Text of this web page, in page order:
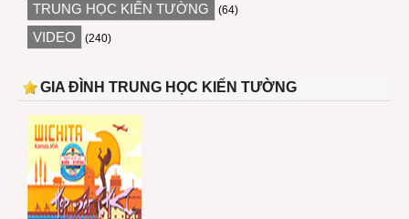
TRUNG HỌC KIẾN TƯỜNG (64)
VIDEO (240)
GIA ĐÌNH TRUNG HỌC KIẾN TƯỜNG